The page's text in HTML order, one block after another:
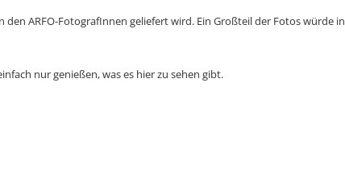
ARFO-FotografInnen geliefert wird. Ein Großteil der Fotos würde in
nur genießen, was es hier zu sehen gibt.